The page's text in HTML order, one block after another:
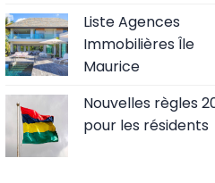
Liste Agences
Immobilières Île
Maurice
Nouvelles règles
pour les résidents